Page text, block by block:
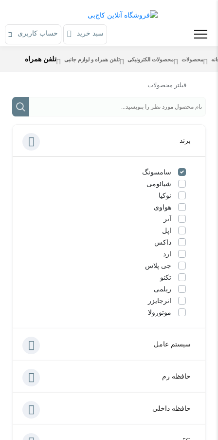
سبد خرید حساب کاربری
محصولات محصولات الکترونیکی تلفن همراه و لوازم جانبی تلفن همراه
فیلتر محصولات
برند
سامسونگ
شیائومی
نوکیا
هواوی
آنر
اپل
داکس
ارد
جی پلاس
تکنو
ریلمی
انرجایزر
موتورولا
سیستم عامل
حافظه رم
حافظه داخلی